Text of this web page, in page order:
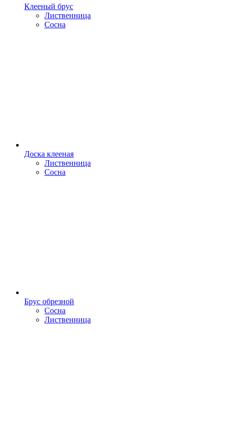
Клееный брус
Лиственница
Сосна
Доска клееная
Лиственница
Сосна
Брус обрезной
Сосна
Лиственница